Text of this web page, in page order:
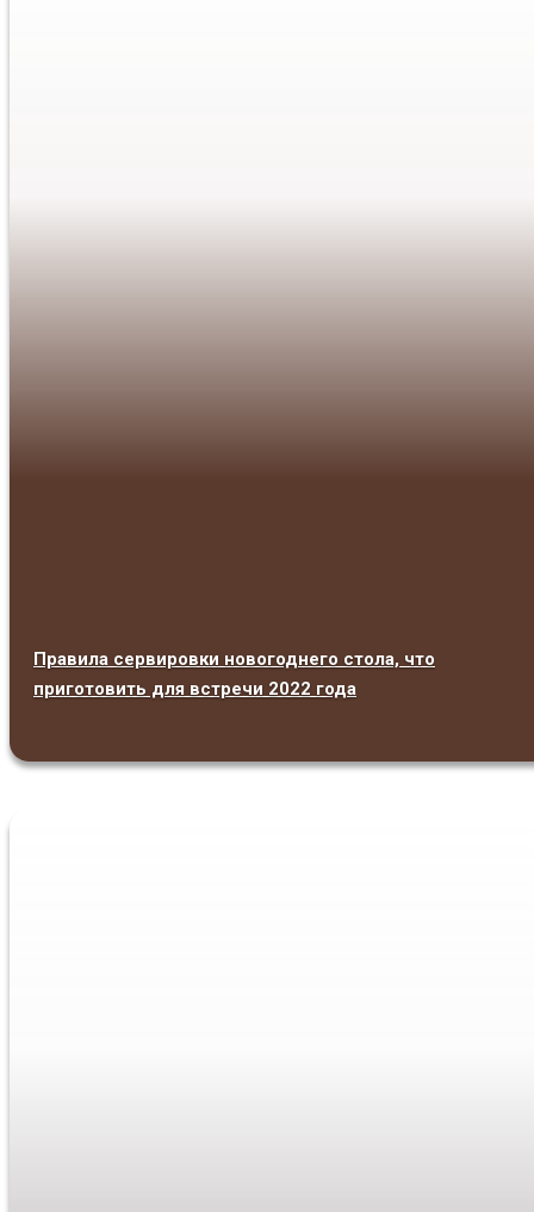
Правила сервировки новогоднего стола, что
приготовить для встречи 2022 года